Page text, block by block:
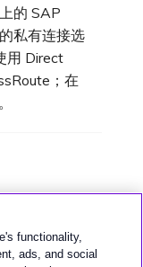
的 SAP
私有连接选
用 Direct
；在
functionality,
ads, and social